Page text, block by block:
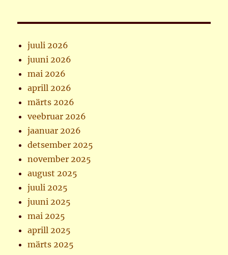
juuli 2026
juuni 2026
mai 2026
aprill 2026
märts 2026
veebruar 2026
jaanuar 2026
detsember 2025
november 2025
august 2025
juuli 2025
juuni 2025
mai 2025
aprill 2025
märts 2025